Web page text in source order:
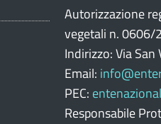
Autorizzazione
vegetali n. 0606/
Indirizzo: Via
Email:
PEC:
Responsabile